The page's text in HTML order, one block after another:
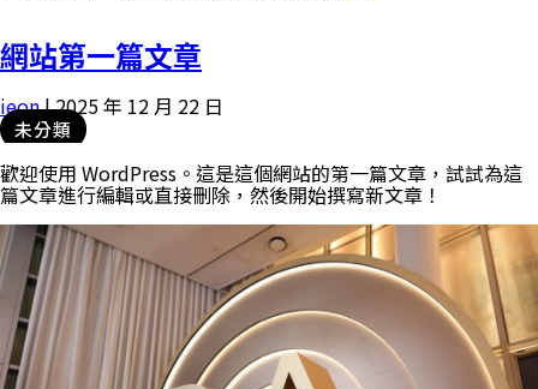
網站第一篇文章
ieon|2025 年 12 月 22 日
未分類
歡迎使用 WordPress。這是這個網站的第一篇文章，試試為這
篇文章進行編輯或直接刪除，然後開始撰寫新文章！